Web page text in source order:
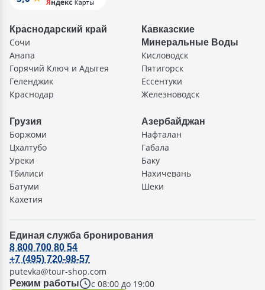
Краснодарский край
Сочи
Анапа
Горячий Ключ и Адыгея
Геленджик
Краснодар
Кавказские
Минеральные Воды
Кисловодск
Пятигорск
Ессентуки
Железноводск
Грузия
Боржоми
Цхалтубо
Уреки
Тбилиси
Батуми
Кахетия
Азербайджан
Нафталан
Габала
Баку
Нахичевань
Шеки
Единая служба бронирования
Режим работы с 08:00 до 19:00
8 800 700 80 54
+7 (495) 720-98-57
putevka@tour-shop.com